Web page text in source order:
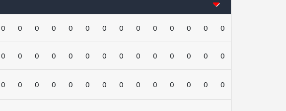
0 0 0 0 0 0 0 0 0 0 0 0 0 0
0 0 0 0 0 0 0 0 0 0 0 0 0 0
0 0 0 0 0 0 0 0 0 0 0 0 0 0